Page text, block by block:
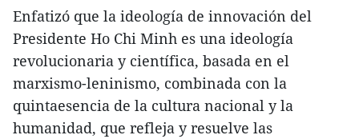
Enfatizó que la ideología de innovación del
Presidente Ho Chi Minh es una ideología
revolucionaria y científica, basada en el
marxismo-leninismo, combinada con la
quintaesencia de la cultura nacional y la
humanidad, que refleja y resuelve las